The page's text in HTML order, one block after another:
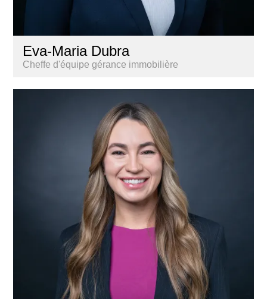
Eva-Maria Dubra
Cheffe d'équipe gérance immobilière